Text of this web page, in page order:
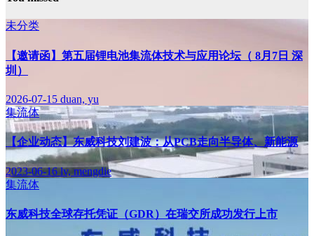
未分类
【邀请函】第五届锂电池集流体技术与应用论坛（ 8月7日 深
圳）
2026-07-15 duan, yu
集流体
【企业动态】东威科技刘建波：从PCB走向半导体、新能源
2023-06-16lv, mengdie
集流体
东威科技全球存托凭证（GDR）在瑞交所成功发行上市